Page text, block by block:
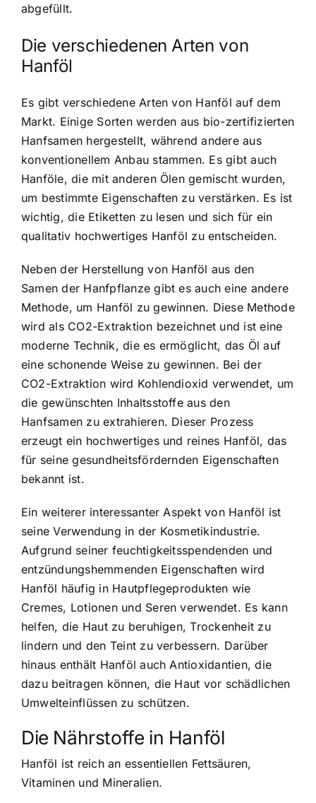
abgefüllt.
Die verschiedenen Arten von
Hanföl
Es gibt verschiedene Arten von Hanföl auf dem
Markt. Einige Sorten werden aus bio-zertifizierten
Hanfsamen hergestellt, während andere aus
konventionellem Anbau stammen. Es gibt auch
Hanföle, die mit anderen Ölen gemischt wurden,
um bestimmte Eigenschaften zu verstärken. Es ist
wichtig, die Etiketten zu lesen und sich für ein
qualitativ hochwertiges Hanföl zu entscheiden.
Neben der Herstellung von Hanföl aus den
Samen der Hanfpflanze gibt es auch eine andere
Methode, um Hanföl zu gewinnen. Diese Methode
wird als CO2-Extraktion bezeichnet und ist eine
moderne Technik, die es ermöglicht, das Öl auf
eine schonende Weise zu gewinnen. Bei der
CO2-Extraktion wird Kohlendioxid verwendet, um
die gewünschten Inhaltsstoffe aus den
Hanfsamen zu extrahieren. Dieser Prozess
erzeugt ein hochwertiges und reines Hanföl, das
für seine gesundheitsfördernden Eigenschaften
bekannt ist.
Ein weiterer interessanter Aspekt von Hanföl ist
seine Verwendung in der Kosmetikindustrie.
Aufgrund seiner feuchtigkeitsspendenden und
entzündungshemmenden Eigenschaften wird
Hanföl häufig in Hautpflegeprodukten wie
Cremes, Lotionen und Seren verwendet. Es kann
helfen, die Haut zu beruhigen, Trockenheit zu
lindern und den Teint zu verbessern. Darüber
hinaus enthält Hanföl auch Antioxidantien, die
dazu beitragen können, die Haut vor schädlichen
Umwelteinflüssen zu schützen.
Die Nährstoffe in Hanföl
Hanföl ist reich an essentiellen Fettsäuren,
Vitaminen und Mineralien.